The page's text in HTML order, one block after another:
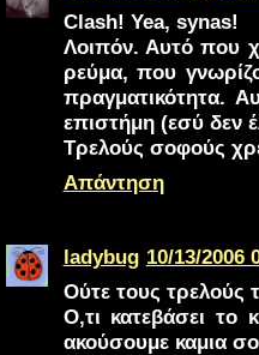
Clash! Yea, synas!
Λοιπόν. Αυτό που
ρεύμα, που
πραγματικότητα.
επιστήμη (εσύ δεν
Τρελούς σοφούς
Απάντηση
ladybug 10/13/2006
Ούτε τους τρελούς
Ο,τι κατεβάσει
ακούσουμε καμια